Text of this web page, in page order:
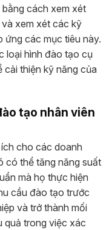
cách xem xét
xem xét các kỹ
ứng các mục tiêu này.
loại hình đào tạo cụ
thiện kỹ năng của
tạo nhân viên
cho các doanh
có thể tăng năng suất
mà họ thực hiện
cầu đào tạo trước
và trở thành mối
quả trong việc xác